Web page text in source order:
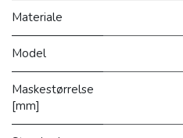
Materiale
Model
Maskestørrelse
[mm]